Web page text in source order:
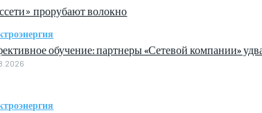
прорубают волокно
обучение: партнеры «Сетевой компании»